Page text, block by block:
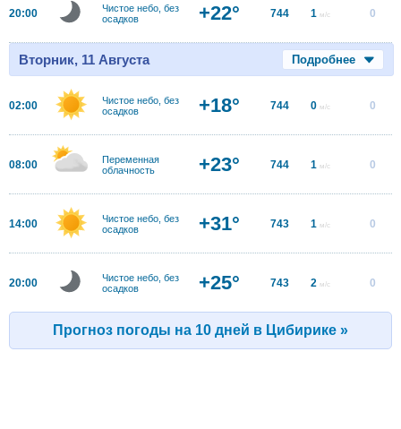
20:00
Чистое небо, без
осадков
+22° 744 1 м/с 0
Вторник, 11 Августа Подробнее
02:00
Чистое небо, без
осадков
+18° 744 0 м/с 0
08:00
Переменная
облачность
+23° 744 1 м/с 0
14:00
Чистое небо, без
осадков
+31° 743 1 м/с 0
20:00
Чистое небо, без
осадков
+25° 743 2 м/с 0
Прогноз погоды на 10 дней в Цибирике »